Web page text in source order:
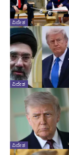
ವಿದೇಶ
ವಿದೇಶ
ವಿದೇಶ